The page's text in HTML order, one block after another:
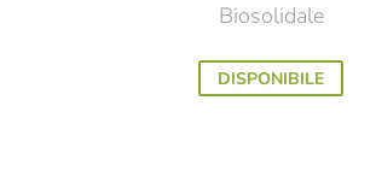
Biosolidale
DISPONIBILE